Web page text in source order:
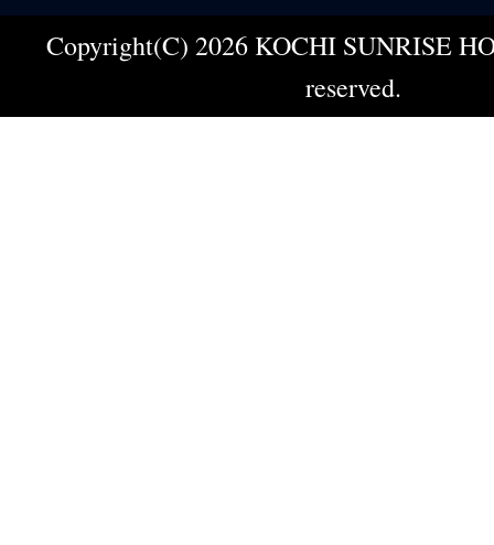
Copyright(C) 2026 KOCHI SUNRISE
reserved.